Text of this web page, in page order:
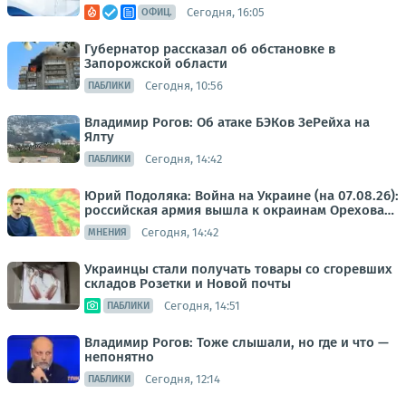
ОФИЦ. Сегодня, 16:05
Губернатор рассказал об обстановке в
Запорожской области
ПАБЛИКИ Сегодня, 10:56
Владимир Рогов: Об атаке БЭКов ЗеРейха на
Ялту
ПАБЛИКИ Сегодня, 14:42
Юрий Подоляка: Война на Украине (на 07.08.26):
российская армия вышла к окраинам Орехова…
МНЕНИЯ Сегодня, 14:42
Украинцы стали получать товары со сгоревших
складов Розетки и Новой почты
ПАБЛИКИ Сегодня, 14:51
Владимир Рогов: Тоже слышали, но где и что —
непонятно
ПАБЛИКИ Сегодня, 12:14